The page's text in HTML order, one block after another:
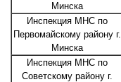
Минска
Инспекция МНС по
Первомайскому району г.
Минска
Инспекция МНС по
Советскому району г.